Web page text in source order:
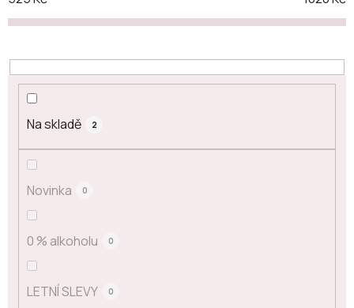
Na skladě 2
Novinka 0
0 % alkoholu 0
LETNÍ SLEVY 0